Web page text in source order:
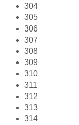
304
305
306
307
308
309
310
311
312
313
314